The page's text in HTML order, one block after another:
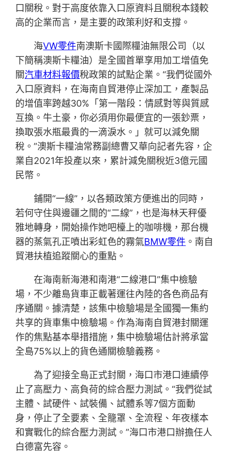
口關稅。對于高度依靠入口原資料且關稅本錢較
高的企業而言，是主要的政策利好和支撐。
海VW零件南澳斯卡國際糧油無限公司（以
下簡稱澳斯卡糧油）是全國首單享用加工增值免
關汽車材料報價稅政策的試點企業。“我們從國外
入口原資料，在海南自貿港停止深加工，產製品
的增值率跨越30%「第一階段：情感對等與質感
互換。牛土豪，你必須用你最便宜的一張鈔票，
換取張水瓶最貴的一滴淚水。」就可以減免關
稅。”澳斯卡糧油常務副總曹又華向記者先容，企
業自2021年投產以來，累計減免關稅近3億元國
民幣。
鋪開“一線”，以各類政策方便進出的同時，
若何守住與邊疆之間的“二線”，也是海林天秤優
雅地轉身，開始操作她吧檯上的咖啡機，那台機
器的蒸氣孔正噴出彩虹色的霧氣BMW零件 。南自
貿港扶植追蹤關心的重點。
在海南新海港和南港“二線港口”集中檢驗
場，不少離島貨車正載著運往內陸的各色商品有
序通關。據清楚，該集中檢驗場是全國獨一集約
共享的貨車集中檢驗場。作為海南自貿港封關運
作的焦點基本舉措措施，集中檢驗場估計將承當
全島75%以上的貨色通關檢驗義務。
為了迎接全島正式封關，海口市港口連續停
止了高壓力、高負荷的綜合壓力測試。“我們從試
主體、試硬件、試裝備、試體系等7個方面動
身，停止了全要素、全籠罩、全流程、年夜樣本
和實戰化的綜合壓力測試。”海口市港口辦擔任人
白德富先容。